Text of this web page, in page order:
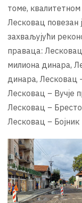
томе,
Лесковац повезан
захваљујући
праваца:
милиона динара,
динара, Лесковац
Лесковац – Вучје
Лесковац –
Лесковац –